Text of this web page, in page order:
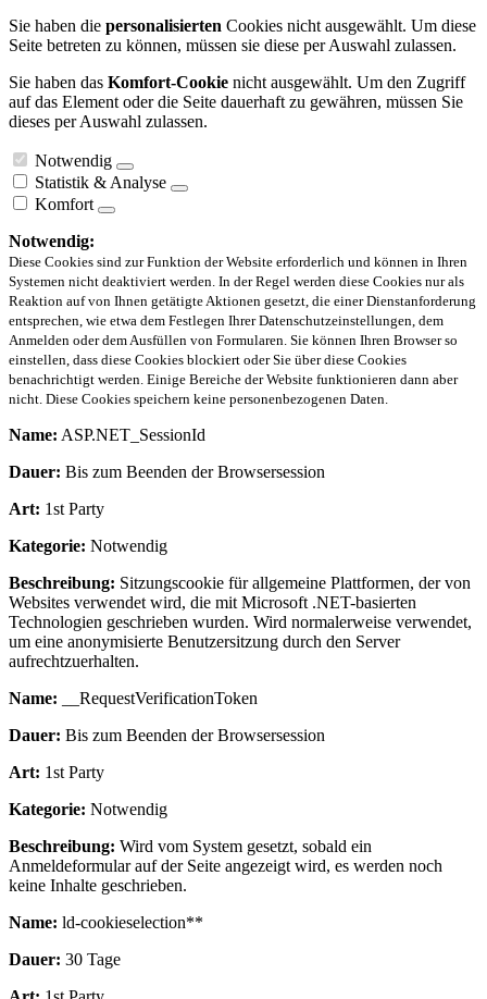
Sie haben die personalisierten Cookies nicht ausgewählt. Um diese
Seite betreten zu können, müssen sie diese per Auswahl zulassen.
Sie haben das Komfort-Cookie nicht ausgewählt. Um den Zugriff
auf das Element oder die Seite dauerhaft zu gewähren, müssen Sie
dieses per Auswahl zulassen.
Notwendig
Statistik & Analyse
Komfort
Notwendig:
Diese Cookies sind zur Funktion der Website erforderlich und können in Ihren
Systemen nicht deaktiviert werden. In der Regel werden diese Cookies nur als
Reaktion auf von Ihnen getätigte Aktionen gesetzt, die einer Dienstanforderung
entsprechen, wie etwa dem Festlegen Ihrer Datenschutzeinstellungen, dem
Anmelden oder dem Ausfüllen von Formularen. Sie können Ihren Browser so
einstellen, dass diese Cookies blockiert oder Sie über diese Cookies
benachrichtigt werden. Einige Bereiche der Website funktionieren dann aber
nicht. Diese Cookies speichern keine personenbezogenen Daten.
Name: ASP.NET_SessionId
Dauer: Bis zum Beenden der Browsersession
Art: 1st Party
Kategorie: Notwendig
Beschreibung: Sitzungscookie für allgemeine Plattformen, der von
Websites verwendet wird, die mit Microsoft .NET-basierten
Technologien geschrieben wurden. Wird normalerweise verwendet,
um eine anonymisierte Benutzersitzung durch den Server
aufrechtzuerhalten.
Name: __RequestVerificationToken
Dauer: Bis zum Beenden der Browsersession
Art: 1st Party
Kategorie: Notwendig
Beschreibung: Wird vom System gesetzt, sobald ein
Anmeldeformular auf der Seite angezeigt wird, es werden noch
keine Inhalte geschrieben.
Name: ld-cookieselection**
Dauer: 30 Tage